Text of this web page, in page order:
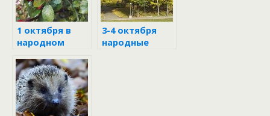
1 октября в
народном
3-4 октября
народные